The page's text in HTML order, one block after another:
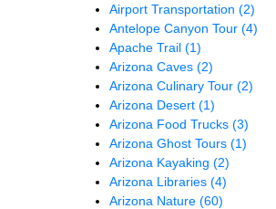
Airport Transportation (2)
Antelope Canyon Tour (4)
Apache Trail (1)
Arizona Caves (2)
Arizona Culinary Tour (2)
Arizona Desert (1)
Arizona Food Trucks (3)
Arizona Ghost Tours (1)
Arizona Kayaking (2)
Arizona Libraries (4)
Arizona Nature (60)